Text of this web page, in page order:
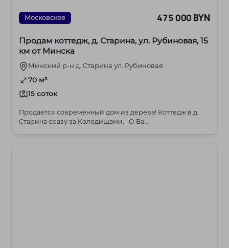
Московское 475 000 BYN
Продам коттедж, д. Старина, ул. Рубиновая, 15
км от Минска
Минский р-н д. Старина ул. Рубиновая
70 м²
15 соток
Продается современный дом из дерева! Коттедж в д.
Старина сразу за Колодищами. О Ва...